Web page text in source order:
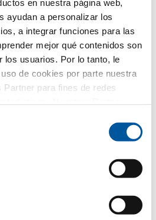
en nuestra página web,
ayudan a personalizar los
a integrar funciones para las
mejor qué contenidos son
los usuarios. Por lo tanto, le
de cookies por parte nuestra
para fines de redes
o recogidos como parte de su
Descargar ficha técnica de producto
Solicitar textos para mediciones
Solicitar muestra del producto
Descargar ficha técnica de producto